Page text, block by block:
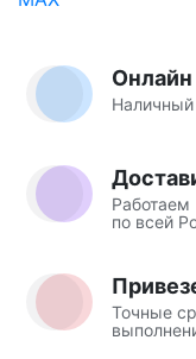
Онлайн
Наличный
Работаем
по всей
Точные